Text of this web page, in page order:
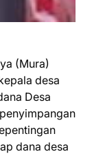
(Mura)
desa
Desa
dana desa